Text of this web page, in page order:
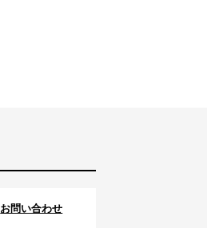
お問い合わせ